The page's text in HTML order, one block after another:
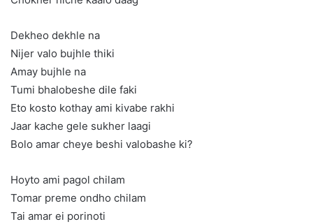
Dekheo dekhle na
Nijer valo bujhle thiki
Amay bujhle na
Tumi bhalobeshe dile faki
Eto kosto kothay ami kivabe rakhi
Jaar kache gele sukher laagi
Bolo amar cheye beshi valobashe ki?
Hoyto ami pagol chilam
Tomar preme ondho chilam
Tai amar ei porinoti